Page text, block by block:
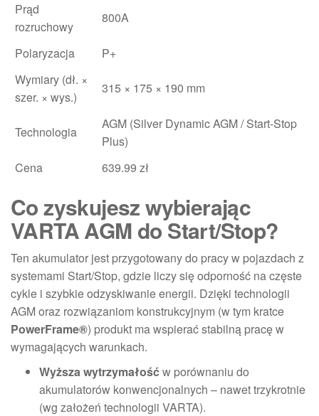
Prąd
rozruchowy
800A
Polaryzacja
P+
Wymiary (dł. ×
szer. × wys.)
315 × 175 × 190 mm
Technologia
AGM (Silver Dynamic AGM / Start-Stop
Plus)
Cena
639.99 zł
Co zyskujesz wybierając
VARTA AGM do Start/Stop?
Ten akumulator jest przygotowany do pracy w pojazdach z
systemami Start/Stop, gdzie liczy się odporność na częste
cykle i szybkie odzyskiwanie energii. Dzięki technologii
AGM oraz rozwiązaniom konstrukcyjnym (w tym kratce
PowerFrame®) produkt ma wspierać stabilną pracę w
wymagających warunkach.
Wyższa wytrzymałość w porównaniu do
akumulatorów konwencjonalnych – nawet trzykrotnie
(wg założeń technologii VARTA).